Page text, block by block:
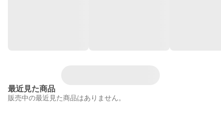
最近見た商品
販売中の最近見た商品はありません。